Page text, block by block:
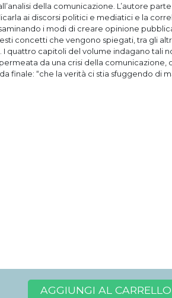
della comunicazione. L’autore
ai discorsi politici e mediatici e la
i modi di creare opinione
concetti che vengono spiegati, tra gli
I quattro capitoli del volume indagano tali
da una crisi della comunicazione,
finale: “che la verità ci stia sfuggendo di
AGGIUNGI AL CARRELLO